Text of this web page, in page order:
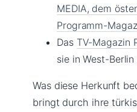
MEDIA, dem
Programm-
Das TV-Magazin
sie in West-
Was diese Herkunft
bringt durch ihre